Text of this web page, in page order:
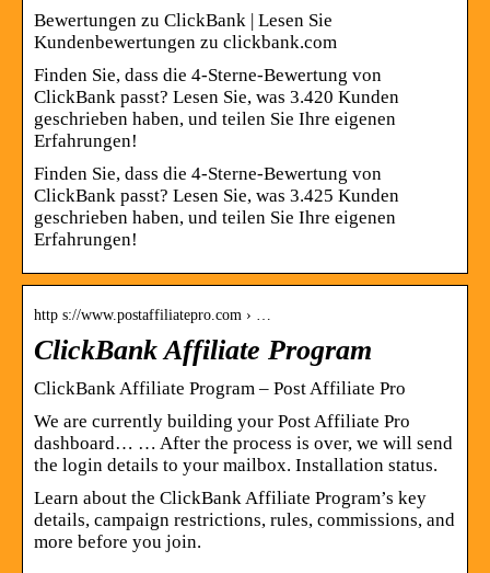
Bewertungen zu ClickBank | Lesen Sie
Kundenbewertungen zu clickbank.com
Finden Sie, dass die 4-Sterne-Bewertung von
ClickBank passt? Lesen Sie, was 3.420 Kunden
geschrieben haben, und teilen Sie Ihre eigenen
Erfahrungen!
Finden Sie, dass die 4-Sterne-Bewertung von
ClickBank passt? Lesen Sie, was 3.425 Kunden
geschrieben haben, und teilen Sie Ihre eigenen
Erfahrungen!
http s://www.postaffiliatepro.com › …
ClickBank Affiliate Program
ClickBank Affiliate Program – Post Affiliate Pro
We are currently building your Post Affiliate Pro
dashboard… … After the process is over, we will send
the login details to your mailbox. Installation status.
Learn about the ClickBank Affiliate Program’s key
details, campaign restrictions, rules, commissions, and
more before you join.